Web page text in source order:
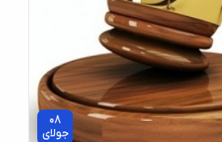
08
جولای